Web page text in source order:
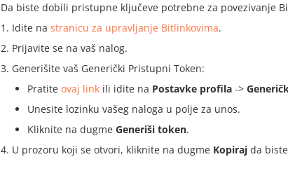
Da biste dobili pristupne ključeve potrebne za povezivanje
Idite na stranicu za upravljanje Bitlinkovima.
Prijavite se na vaš nalog.
Generišite vaš Generički Pristupni Token:
Pratite ovaj link ili idite na Postavke profila ->
Unesite lozinku vašeg naloga u polje za unos.
Kliknite na dugme Generiši token.
U prozoru koji se otvori, kliknite na dugme Kopiraj da